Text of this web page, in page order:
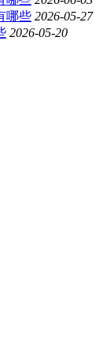
哪些 2026-05-27
2026-05-20